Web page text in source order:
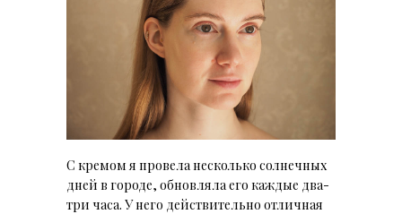
С кремом я провела несколько солнечных
дней в городе, обновляла его каждые два-
три часа. У него действительно отличная